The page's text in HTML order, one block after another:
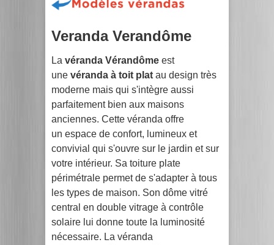
Veranda Verandôme
La véranda Vérandôme est
une véranda à toit plat au design très
moderne mais qui s'intègre aussi
parfaitement bien aux maisons
anciennes. Cette véranda offre
un espace de confort, lumineux et
convivial qui s'ouvre sur le jardin et sur
votre intérieur. Sa toiture plate
périmétrale permet de s'adapter à tous
les types de maison. Son dôme vitré
central en double vitrage à contrôle
solaire lui donne toute la luminosité
nécessaire. La véranda